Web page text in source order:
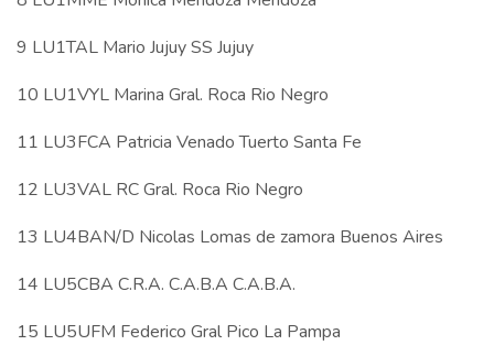
9 LU1TAL Mario Jujuy SS Jujuy
10 LU1VYL Marina Gral. Roca Rio Negro
11 LU3FCA Patricia Venado Tuerto Santa Fe
12 LU3VAL RC Gral. Roca Rio Negro
13 LU4BAN/D Nicolas Lomas de zamora Buenos Aires
14 LU5CBA C.R.A. C.A.B.A C.A.B.A.
15 LU5UFM Federico Gral Pico La Pampa